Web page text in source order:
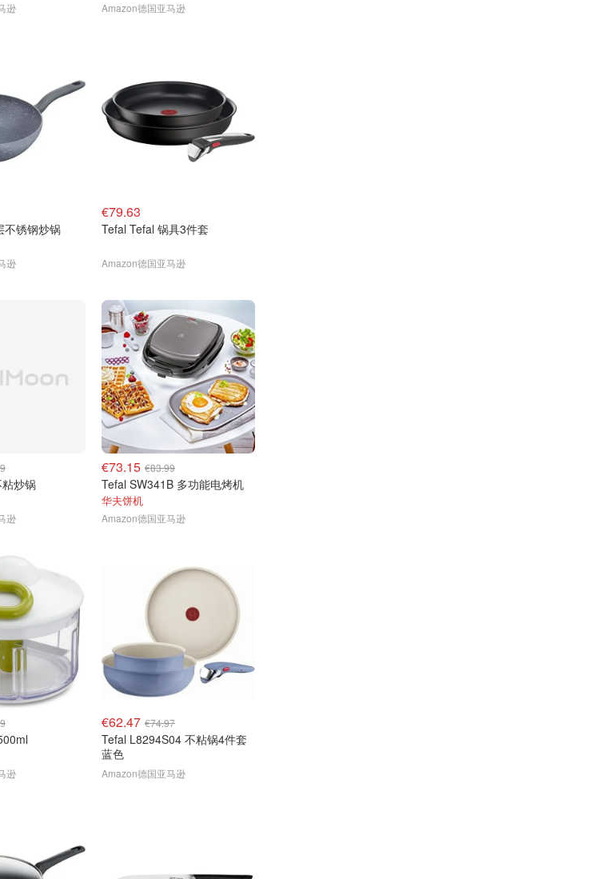
逊 Amazon德国亚马逊
不锈钢炒锅
逊
€79.63
Tefal Tefal 锅具3件套
Amazon德国亚马逊
炒锅
逊
€73.15 €83.99
Tefal SW341B 多功能电烤机
华夫饼机
Amazon德国亚马逊
逊
€62.47 €74.97
Tefal L8294S04 不粘锅4件套
蓝色
Amazon德国亚马逊